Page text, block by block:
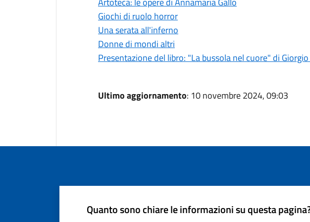
Giochi di ruolo horror
Una serata all'inferno
Donne di mondi altri
Presentazione del libro: "La bussola nel cuore" di
Ultimo aggiornamento: 10 novembre 2024, 09:03
Quanto sono chiare le informazioni su questa